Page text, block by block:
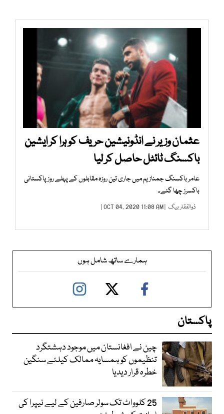
عثمان وزیر نے انڈونیشین حریف کو ہرا کر ایشین
باکسنگ ٹائٹل حاصل کر لیا
عامر باکسنگ جمنازیم میں جاری تین روزہ مقابلوں کے پہلے روز پاکستانی
باکسرز چھا گئے۔
ذوالفقار بیگ | OCT 04, 2020 11:08 AM |
ہمارے ساتھ شامل ہوں
پاکستان
چین نے افغانستان میں موجود دہشتگرد
تنظیموں کو ہمسایہ ممالک کیلئے سنگین
خطرہ قرار دیدیا
25 کلوواٹ تک سولر صارفین کے لیے نیپرا کی